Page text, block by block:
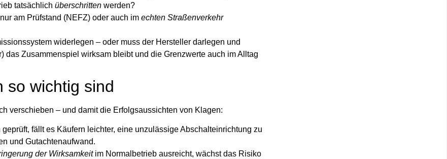
tatsächlich überschritten werden?
am Prüfstand (NEFZ) oder auch im echten Straßenverkehr
widerlegen – oder muss der Hersteller darlegen und
das Zusammenspiel wirksam bleibt und die Grenzwerte auch im Alltag
so wichtig sind
verschieben – und damit die Erfolgsaussichten von Klagen:
fällt es Käufern leichter, eine unzulässige Abschalteinrichtung zu
und Gutachtenaufwand.
der Wirksamkeitim Normalbetrieb ausreicht, wächst das Risiko